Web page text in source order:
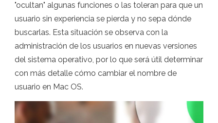
"ocultan" algunas funciones o las toleran para que un
usuario sin experiencia se pierda y no sepa dónde
buscarlas. Esta situación se observa con la
administración de los usuarios en nuevas versiones
del sistema operativo, por lo que será útil determinar
con más detalle cómo cambiar el nombre de
usuario en Mac OS.